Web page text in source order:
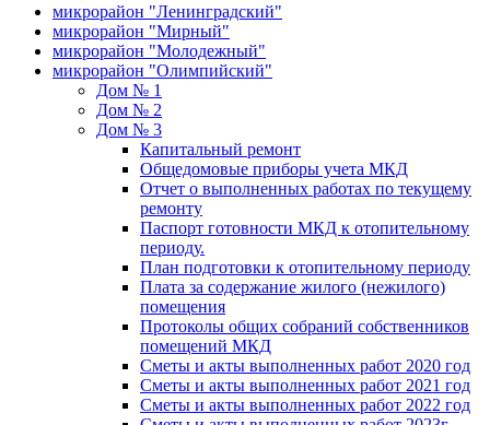
микрорайон "Ленинградский"
микрорайон "Мирный"
микрорайон "Молодежный"
микрорайон "Олимпийский"
Дом № 1
Дом № 2
Дом № 3
Капитальный ремонт
Общедомовые приборы учета МКД
Отчет о выполненных работах по текущему
ремонту
Паспорт готовности МКД к отопительному
периоду.
План подготовки к отопительному периоду
Плата за содержание жилого (нежилого)
помещения
Протоколы общих собраний собственников
помещений МКД
Сметы и акты выполненных работ 2020 год
Сметы и акты выполненных работ 2021 год
Сметы и акты выполненных работ 2022 год